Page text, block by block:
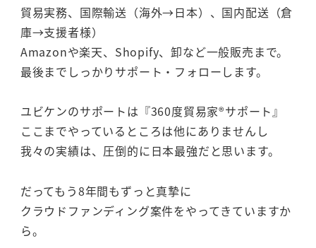
貿易実務、国際輸送（海外→日本）、国内配送（倉
庫→支援者様）
Amazonや楽天、Shopify、卸など一般販売まで。
最後までしっかりサポート・フォローします。
ユビケンのサポートは『360度貿易家®サポート』
ここまでやっているところは他にありませんし
我々の実績は、圧倒的に日本最強だと思います。
だってもう8年間もずっと真摯に
クラウドファンディング案件をやってきていますか
ら。